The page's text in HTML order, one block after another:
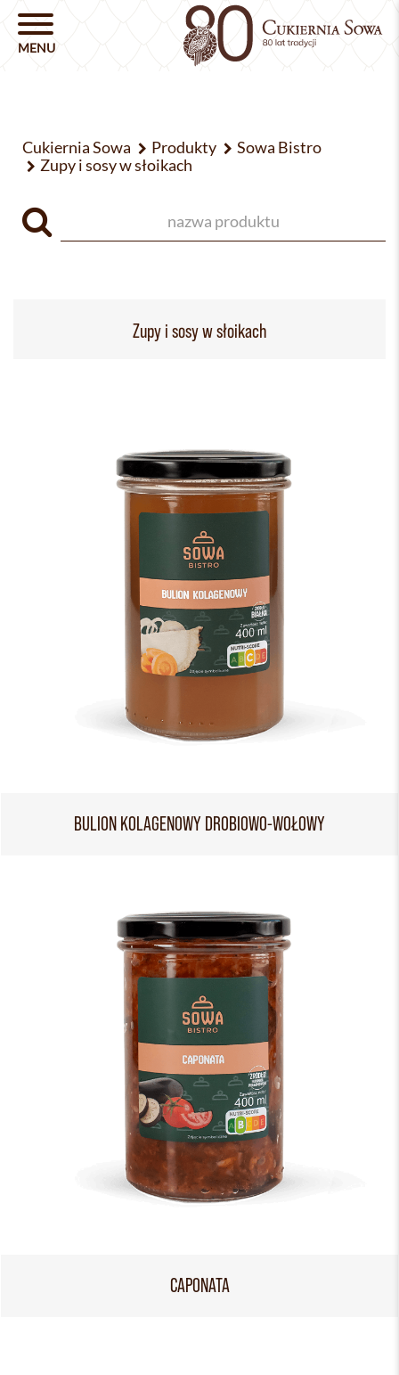
Cukiernia Sowa Produkty
Sowa Bistro
Zupy i sosy w słoikach
Zupy i sosy w słoikach
BULION KOLAGENOWY DROBIOWO-WOŁOWY
CAPONATA